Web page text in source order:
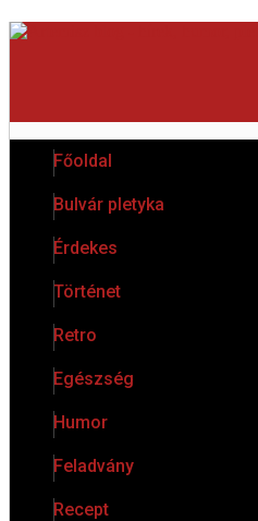
Főoldal
Bulvár pletyka
Érdekes
Történet
Retro
Egészség
Humor
Feladvány
Recept